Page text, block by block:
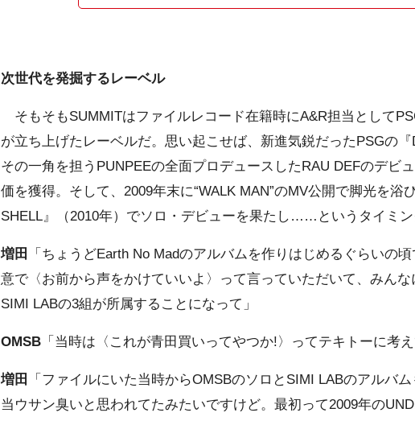
次世代を発掘するレーベル
そもそもSUMMITはファイルレコード在籍時にA&R担当として
が立ち上げたレーベルだ。思い起こせば、新進気鋭だったPSGの
その一角を担うPUNPEEの全面プロデュースしたRAU DEFのデビ
価を獲得。そして、2009年末に“WALK MAN”のMV公開で脚光を浴
SHELL』（2010年）でソロ・デビューを果たし……というタイミン
増田
「ちょうどEarth No Madのアルバムを作りはじめるぐらいの
意で〈お前から声をかけていいよ〉って言っていただいて、みんな
SIMI LABの3組が所属することになって」
OMSB 「当時は〈これが青田買いってやつか!〉ってテキトーに考え
増田
「ファイルにいた当時からOMSBのソロとSIMI LABのアルバ
当ウサン臭いと思われてたみたいですけど。最初って2009年の